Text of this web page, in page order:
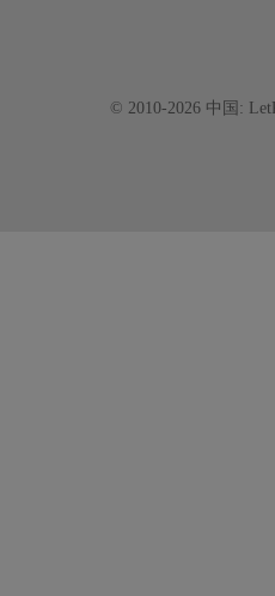
© 2010-2026 中国: